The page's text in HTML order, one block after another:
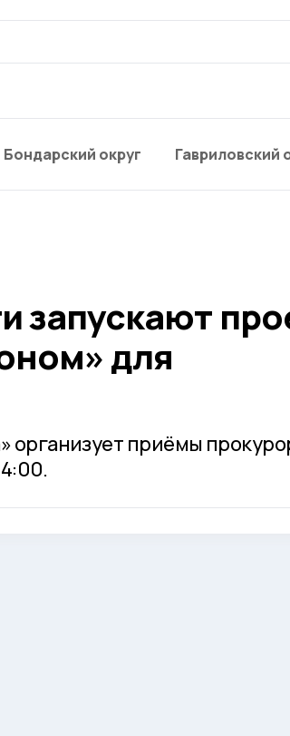
Бондарский округ Гавриловский
запускают
для
организует приёмы